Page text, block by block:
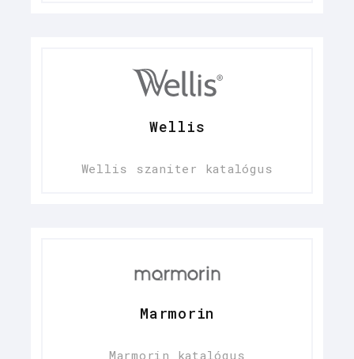
Wellis
Wellis szaniter katalógus
Marmorin
Marmorin katalógus